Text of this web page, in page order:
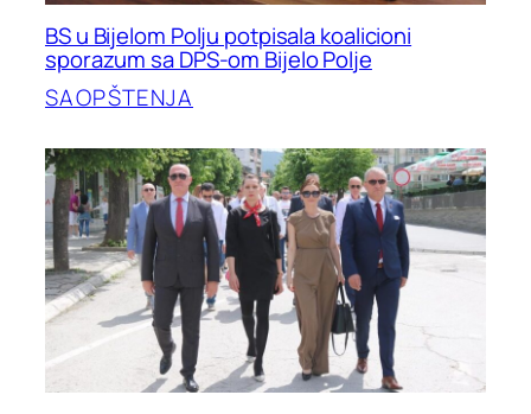
BS u Bijelom Polju potpisala koalicioni
sporazum sa DPS-om Bijelo Polje
SAOPŠTENJA